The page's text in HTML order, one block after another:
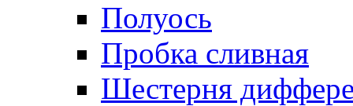
Полуось
Пробка сливная
Шестерня